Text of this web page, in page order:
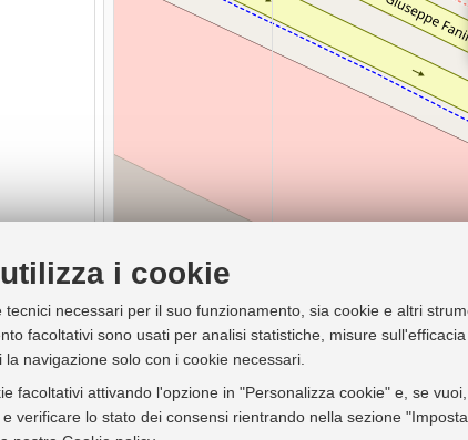
i cookie
necessari per il suo funzionamento, sia cookie e altri
facoltativi sono usati per analisi statistiche, misure
navigazione solo con i cookie necessari.
facoltativi attivando l'opzione in "Personalizza cookie" e, se
verificare lo stato dei consensi rientrando nella sezione